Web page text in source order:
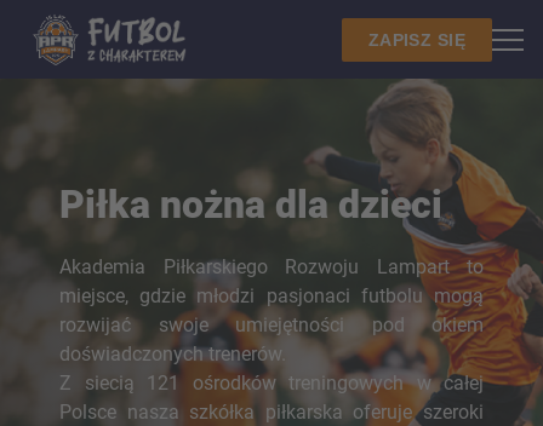
ZAPISZ SIĘ
Piłka nożna dla dzieci
Akademia Piłkarskiego Rozwoju Lampart to
miejsce, gdzie młodzi pasjonaci futbolu mogą
rozwijać swoje umiejętności pod okiem
doświadczonych trenerów.
Z siecią 121 ośrodków treningowych w całej
Polsce nasza szkółka piłkarska oferuje szeroki